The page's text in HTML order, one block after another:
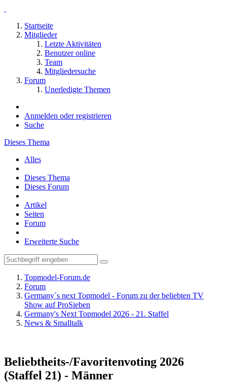
Startseite
Mitglieder
Letzte Aktivitäten
Benutzer online
Team
Mitgliedersuche
Forum
Unerledigte Themen
Anmelden oder registrieren
Suche
Dieses Thema
Alles
Dieses Thema
Dieses Forum
Artikel
Seiten
Forum
Erweiterte Suche
Topmodel-Forum.de
Forum
Germany´s next Topmodel - Forum zu der beliebten TV
Show auf ProSieben
Germany's Next Topmodel 2026 - 21. Staffel
News & Smalltalk
Beliebtheits-/Favoritenvoting 2026
(Staffel 21) - Männer